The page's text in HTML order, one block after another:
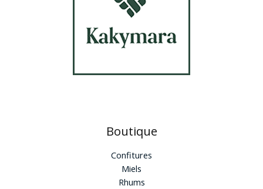
Boutique
Confitures
Miels
Rhums